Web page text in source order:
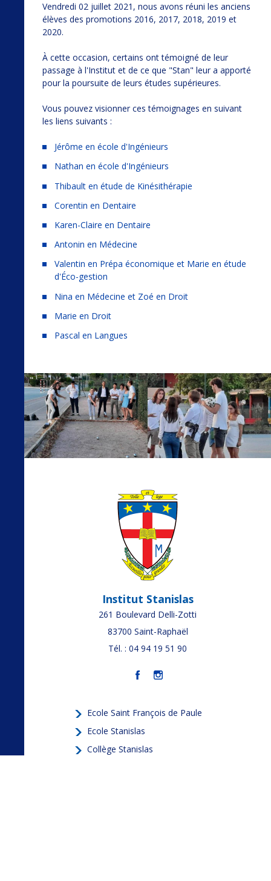
Vendredi 02 juillet 2021, nous avons réuni les anciens
élèves des promotions 2016, 2017, 2018, 2019 et
2020.
À cette occasion, certains ont témoigné de leur
passage à l'Institut et de ce que "Stan" leur a apporté
pour la poursuite de leurs études supérieures.
Vous pouvez visionner ces témoignages en suivant
les liens suivants :
Jérôme en école d'Ingénieurs
Nathan en école d'Ingénieurs
Thibault en étude de Kinésithérapie
Corentin en Dentaire
Karen-Claire en Dentaire
Antonin en Médecine
Valentin en Prépa économique et Marie en étude
d'Éco-gestion
Nina en Médecine et Zoé en Droit
Marie en Droit
Pascal en Langues
Institut Stanislas
261 Boulevard Delli-Zotti
83700 Saint-Raphaël
Tél. : 04 94 19 51 90
Ecole Saint François de Paule
Ecole Stanislas
Collège Stanislas